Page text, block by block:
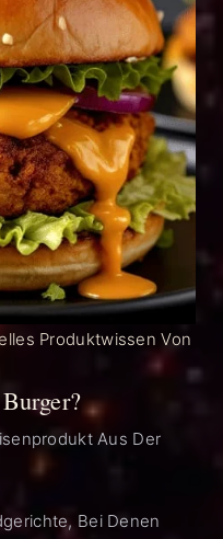
Produktwissen Von
Aus Der
Bei Denen